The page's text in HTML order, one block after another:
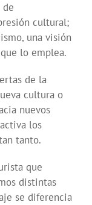
cultural;
una visión
lo emplea.
de la
cultura o
nuevos
los
tanto.
que
distintas
se diferencia